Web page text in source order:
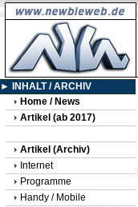
► INHALT / ARCHIV
Home / News
Artikel (ab 2017)
Artikel (Archiv)
Internet
Programme
Handy / Mobile